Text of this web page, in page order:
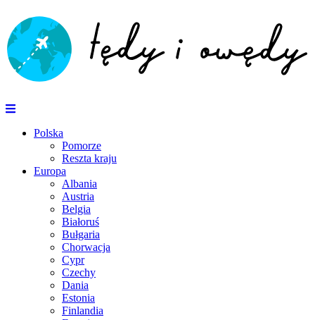
Polska
Pomorze
Reszta kraju
Europa
Albania
Austria
Belgia
Białoruś
Bułgaria
Chorwacja
Cypr
Czechy
Dania
Estonia
Finlandia